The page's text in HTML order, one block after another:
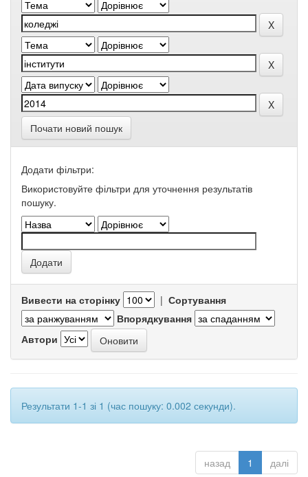
Почати новий пошук
Додати фільтри:
Використовуйте фільтри для уточнення результатів
пошуку.
Вивести на сторінку | Сортування
Впорядкування
Автори
Результати 1-1 зі 1 (час пошуку: 0.002 секунди).
назад 1 далі